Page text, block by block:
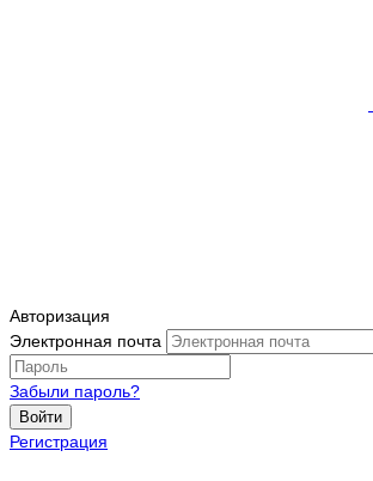
Авторизация
Электронная почта
Забыли пароль?
Войти
Регистрация